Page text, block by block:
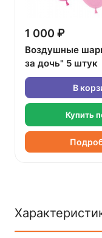
1 000 ₽
Воздушные
за дочь" 5 штук
В
Купить